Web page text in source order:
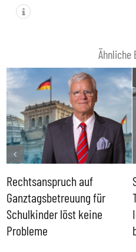
Ähnliche
Rechtsanspruch auf
Ganztagsbetreuung für
Schulkinder löst keine
Probleme